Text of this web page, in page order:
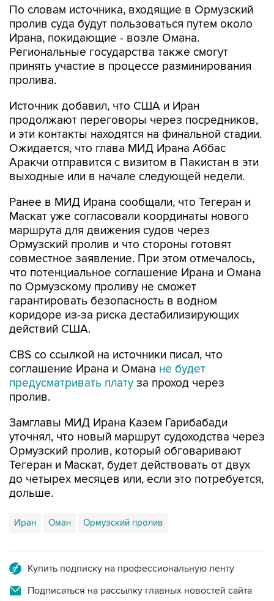
По словам источника, входящие в Ормузский
пролив суда будут пользоваться путем около
Ирана, покидающие - возле Омана.
Региональные государства также смогут
принять участие в процессе разминирования
пролива.
Источник добавил, что США и Иран
продолжают переговоры через посредников,
и эти контакты находятся на финальной стадии.
Ожидается, что глава МИД Ирана Аббас
Аракчи отправится с визитом в Пакистан в эти
выходные или в начале следующей недели.
Ранее в МИД Ирана сообщали, что Тегеран и
Маскат уже согласовали координаты нового
маршрута для движения судов через
Ормузский пролив и что стороны готовят
совместное заявление. При этом отмечалось,
что потенциальное соглашение Ирана и Омана
по Ормузскому проливу не сможет
гарантировать безопасность в водном
коридоре из-за риска дестабилизирующих
действий США.
CBS со ссылкой на источники писал, что
соглашение Ирана и Омана не будет
предусматривать плату за проход через
пролив.
Замглавы МИД Ирана Казем Гарибабади
уточнял, что новый маршрут судоходства через
Ормузский пролив, который обговаривают
Тегеран и Маскат, будет действовать от двух
до четырех месяцев или, если это потребуется,
дольше.
Иран Оман Ормузский пролив
Купить подписку на профессиональную ленту
Подписаться на рассылку главных новостей сайта